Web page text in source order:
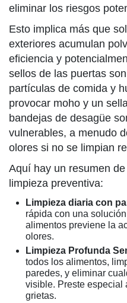
eliminar los riesgos
Esto implica más que
exteriores acumulan
eficiencia y
sellos de las puertas
partículas de comida y
provocar moho y un
bandejas de desagüe
vulnerables, a menudo
olores si no se limpian
Aquí hay un resumen
limpieza preventiva:
Limpieza diaria con
rápida con una
alimentos previene la
olores.
Limpieza Profunda
todos los alimentos,
paredes, y eliminar
visible. Preste especial
grietas.